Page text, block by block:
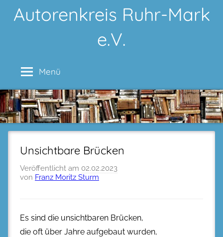
InhaltAutorenkreis Ruhr-Mark
e.V.
Menü
Unsichtbare Brücken
Veröffentlicht am 02.02.2023
von Franz Moritz Sturm
Es sind die unsichtbaren Brücken,
die oft über Jahre aufgebaut wurden,